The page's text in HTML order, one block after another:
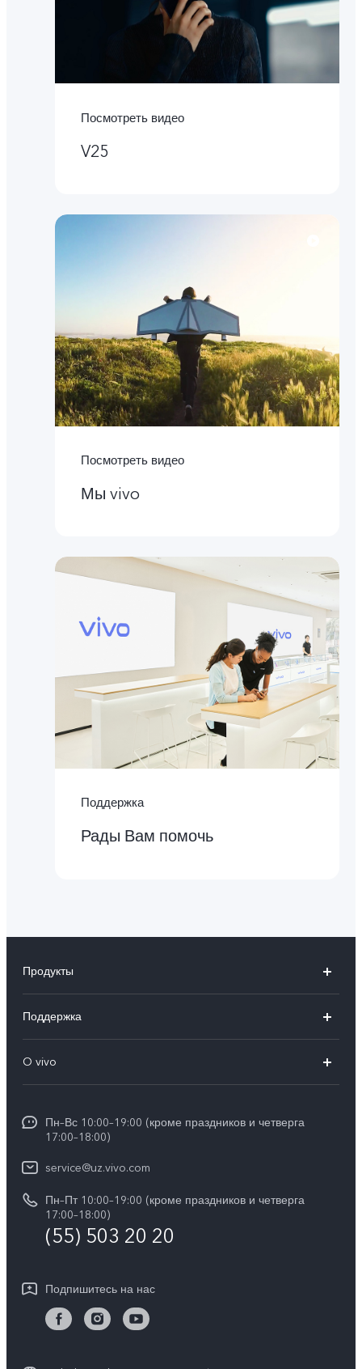
Посмотреть видео
V25
Посмотреть видео
Мы vivo
Поддержка
Рады Вам помочь
Продукты
V50 Lite
Y29
Поддержка
Funtouch OS
Сервисные центры
IMEI аутентификация
Обновление системы
Инструкции по гарантии vivo
O vivo
Пресс Центр
Карьера в vivo
Юридическая информация
О нас
Стабильность
Пн–Вс 10:00–19:00 (кроме праздников и четверга
17:00–18:00)
service@uz.vivo.com
Пн–Пт 10:00–19:00 (кроме праздников и четверга
17:00–18:00)
(55) 503 20 20
Подпишитесь на нас